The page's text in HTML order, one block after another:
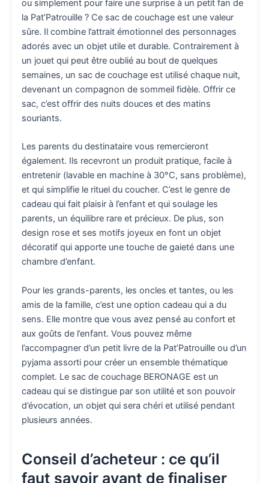
ou simplement pour faire une surprise à un petit fan de
la Pat’Patrouille ? Ce sac de couchage est une valeur
sûre. Il combine l’attrait émotionnel des personnages
adorés avec un objet utile et durable. Contrairement à
un jouet qui peut être oublié au bout de quelques
semaines, un sac de couchage est utilisé chaque nuit,
devenant un compagnon de sommeil fidèle. Offrir ce
sac, c’est offrir des nuits douces et des matins
souriants.
Les parents du destinataire vous remercieront
également. Ils recevront un produit pratique, facile à
entretenir (lavable en machine à 30°C, sans problème),
et qui simplifie le rituel du coucher. C’est le genre de
cadeau qui fait plaisir à l’enfant et qui soulage les
parents, un équilibre rare et précieux. De plus, son
design rose et ses motifs joyeux en font un objet
décoratif qui apporte une touche de gaieté dans une
chambre d’enfant.
Pour les grands-parents, les oncles et tantes, ou les
amis de la famille, c’est une option cadeau qui a du
sens. Elle montre que vous avez pensé au confort et
aux goûts de l’enfant. Vous pouvez même
l’accompagner d’un petit livre de la Pat’Patrouille ou d’un
pyjama assorti pour créer un ensemble thématique
complet. Le sac de couchage BERONAGE est un
cadeau qui se distingue par son utilité et son pouvoir
d’évocation, un objet qui sera chéri et utilisé pendant
plusieurs années.
Conseil d’acheteur : ce qu’il
faut savoir avant de finaliser